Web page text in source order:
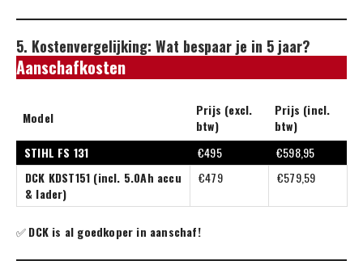
5. Kostenvergelijking: Wat bespaar je in 5 jaar?
Aanschafkosten
Model
Prijs (excl.
btw)
Prijs (incl.
btw)
STIHL FS 131
€495
€598,95
DCK KDST151 (incl. 5.0Ah accu
& lader)
€479 €579,59
✅DCK is al goedkoper in aanschaf!